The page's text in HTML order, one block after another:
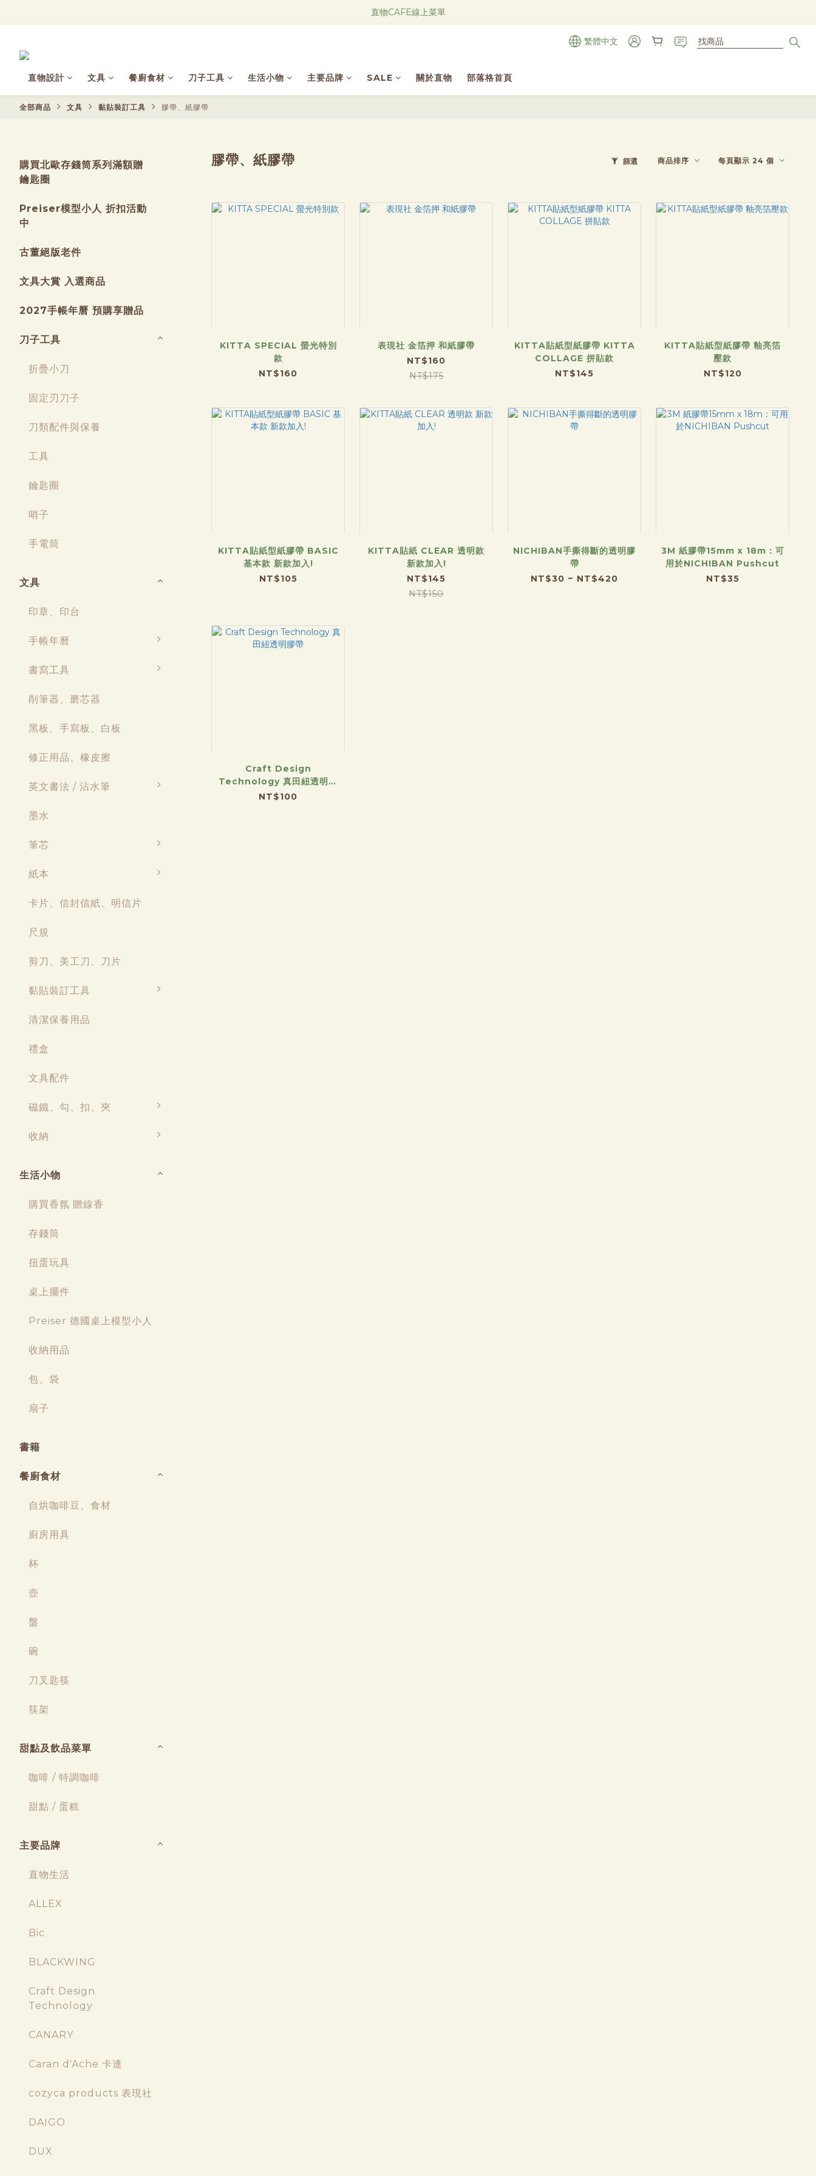
Research Notes 新品發售中！
直物CAFE線上菜單
繁體中文
直物設計 文具 餐廚食材 刀子工具 生活小物 主要品牌 SALE 關於直物 部落格首頁
全部商品 文具 黏貼裝訂工具 膠帶、紙膠帶
購買北歐存錢筒系列滿額贈
鑰匙圈
Preiser模型小人 折扣活動
中
古董絕版老件
文具大賞 入選商品
2027手帳年曆 預購享贈品
刀子工具
折疊小刀
固定刃刀子
刀類配件與保養
工具
鑰匙圈
哨子
手電筒
文具
印章、印台
手帳年曆
書寫工具
削筆器、磨芯器
黑板、手寫板、白板
修正用品、橡皮擦
英文書法 / 沾水筆
墨水
筆芯
紙本
卡片、信封信紙、明信片
尺規
剪刀、美工刀、刀片
黏貼裝訂工具
清潔保養用品
禮盒
文具配件
磁鐵、勾、扣、夾
收納
生活小物
購買香氛 贈線香
存錢筒
扭蛋玩具
桌上擺件
Preiser 德國桌上模型小人
收納用品
包、袋
扇子
書籍
餐廚食材
自烘咖啡豆、食材
廚房用具
杯
壺
盤
碗
刀叉匙筷
筷架
甜點及飲品菜單
咖啡 / 特調咖啡
甜點 / 蛋糕
主要品牌
直物生活
ALLEX
Bic
BLACKWING
Craft Design
Technology
CANARY
Caran d'Ache 卡達
cozyca products 表現社
DAIGO
DUX
膠帶、紙膠帶 篩選 商品排序 每頁顯示 24 個
KITTA SPECIAL 螢光特別
款
NT$160
表現社 金箔押 和紙膠帶
NT$160
NT$175
KITTA貼紙型紙膠帶 KITTA
COLLAGE 拼貼款
NT$145
KITTA貼紙型紙膠帶 釉亮箔
壓款
NT$120
KITTA貼紙型紙膠帶 BASIC
基本款 新款加入!
NT$105
KITTA貼紙 CLEAR 透明款
新款加入!
NT$145
NT$150
NICHIBAN手撕得斷的透明膠
帶
NT$30 ~ NT$420
3M 紙膠帶15mm x 18m：可
用於NICHIBAN Pushcut
NT$35
Craft Design
Technology 真田紐透明膠
帶
NT$100